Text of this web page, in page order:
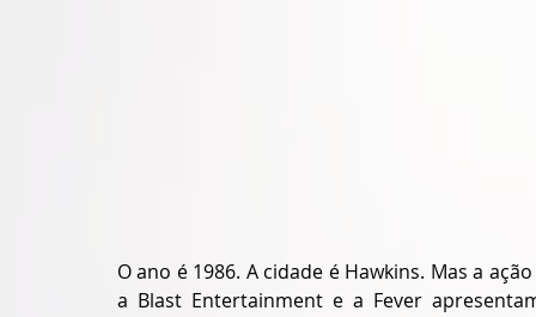
O ano é 1986. A cidade é Hawkins. Mas a
a Blast Entertainment e a Fever